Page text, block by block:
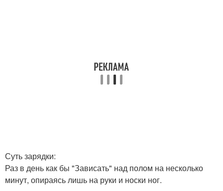
Суть зарядки:
Раз в день как бы "Зависать" над полом на несколько
минут, опираясь лишь на руки и носки ног.